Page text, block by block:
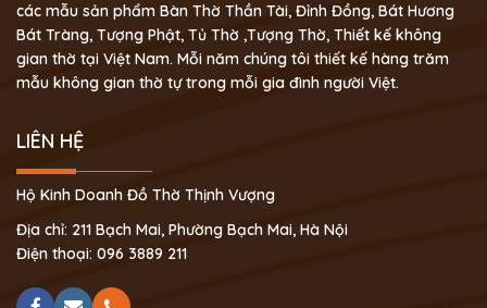
các mẫu sản phẩm Bàn Thờ Thần Tài, Đỉnh Đồng, Bát Hương
Bát Tràng, Tượng Phật, Tủ Thờ ,Tượng Thờ, Thiết kế không
gian thờ tại Việt Nam. Mỗi năm chúng tôi thiết kế hàng trăm
mẫu không gian thờ tự trong mỗi gia đình người Việt.
LIÊN HỆ
Hộ Kinh Doanh Đồ Thờ Thịnh Vượng
Địa chỉ: 211 Bạch Mai, Phường Bạch Mai, Hà Nội
Điện thoại: 096 3889 211